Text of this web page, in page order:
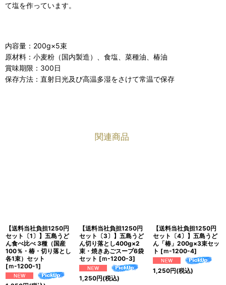
て塩を作っています。
内容量：200g×5束
原材料：小麦粉（国内製造）、食塩、菜種油、椿油
賞味期限：300日
保存方法：直射日光及び高温多湿をさけて常温で保存
関連商品
【送料当社負担1250円
セット〔1〕】五島うど
ん食べ比べ 3種（国産
100％・椿・切り落とし
各1束）セット
[ｍ-1200-1]
【送料当社負担1250円
セット〔3〕】五島うど
ん切り落とし400g×2
束・焼きあごスープ6袋
セット [ｍ-1200-3]
1,250円(税込)
【送料当社負担1250円
セット〔4〕】五島うど
ん「椿」200g×3束セッ
ト [ｍ-1200-4]
1,250円(税込)